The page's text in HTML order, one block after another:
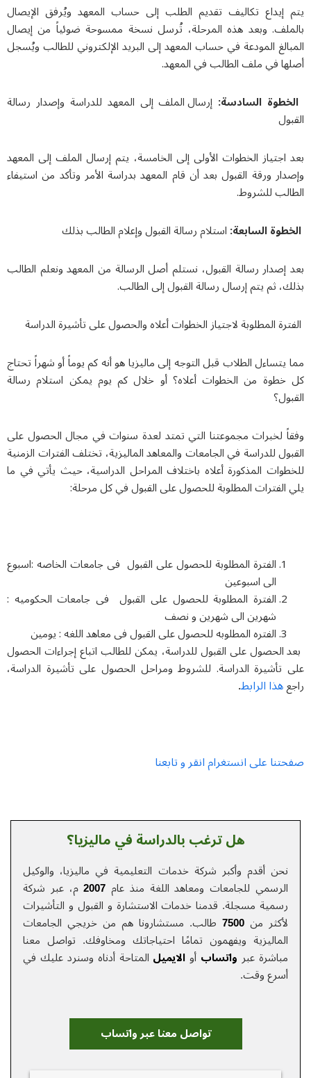
يتم إيداع تكاليف تقديم الطلب إلى حساب المعهد ويُرفق الإيصال
بالملف. وبعد هذه المرحلة، تُرسل نسخة ممسوحة ضوئياً من إيصال
المبالغ المودعة في حساب المعهد إلى البريد الإلكتروني للطالب ويُسجل
أصلها في ملف الطالب في المعهد.
الخطوة السادسة: إرسال الملف إلى المعهد للدراسة وإصدار رسالة
القبول
بعد اجتياز الخطوات الأولى إلى الخامسة، يتم إرسال الملف إلى المعهد
وإصدار ورقة القبول بعد أن قام المعهد بدراسة الأمر وتأكد من استيفاء
الطالب للشروط.
الخطوة السابعة:استلام رسالة القبول وإعلام الطالب بذلك
بعد إصدار رسالة القبول، نستلم أصل الرسالة من المعهد ونعلم الطالب
بذلك، ثم يتم إرسال رسالة القبول إلى الطالب.
الفترة المطلوبة لاجتياز الخطوات أعلاه والحصول على تأشيرة الدراسة
مما يتساءل الطلاب قبل التوجه إلى ماليزيا هو أنه كم يوماً أو شهراً تحتاج
كل خطوة من الخطوات أعلاه؟ أو خلال كم يوم يمكن استلام رسالة
القبول؟
وفقاً لخبرات مجموعتنا التي تمتد لعدة سنوات في مجال الحصول على
القبول للدراسة في الجامعات والمعاهد الماليزية، تختلف الفترات الزمنية
للخطوات المذكورة أعلاه باختلاف المراحل الدراسية، حيث يأتي في ما
يلي الفترات المطلوبة للحصول على القبول في كل مرحلة:
الفترة المطلوبة للحصول على القبول فی جامعات الخاصه :اسبوع
الی اسبوعین
الفترة المطلوبة للحصول على القبول فی جامعات الحکومیه :
شهرین الی شهرین و نصف
الفتره المطلوبه للحصول علی القبول فی معاهد اللغه : یومین
بعد الحصول على القبول للدراسة، يمكن للطالب اتباع إجراءات الحصول
على تأشيرة الدراسة. للشروط ومراحل الحصول على تأشيرة الدراسة،
راجعهذا الرابط.
صفحتنا على انستغرام انقر و تابعنا
هل ترغب بالدراسة في ماليزيا؟
نحن أقدم وأكبر شركة خدمات التعلیمیة في ماليزيا، والوكيل
الرسمي للجامعات ومعاهد اللغة منذ عام 2007م، عبر شركة
رسمية مسجلة. قدمنا خدمات الاستشارة و القبول و التأشيرات
لأكثر من 7500 طالب. مستشارونا هم من خريجي الجامعات
الماليزية ويفهمون تمامًا احتياجاتك ومخاوفك. تواصل معنا
مباشرة عبر واتساب أو الایمیل المتاحة أدناه وسنرد عليك في
أسرع وقت.
تواصل معنا عبر واتساب